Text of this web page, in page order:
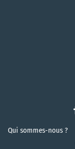
Qui sommes-nous ?